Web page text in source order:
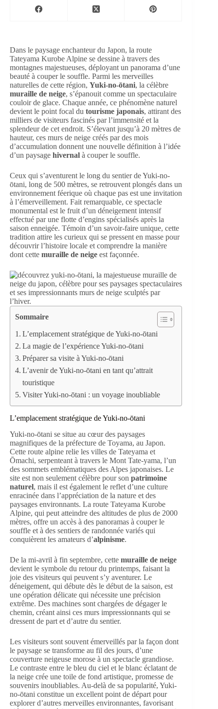
Dans le paysage enchanteur du Japon, la route
Tateyama Kurobe Alpine se dessine à travers des
montagnes majestueuses, déployant un panorama d’une
beauté à couper le souffle. Parmi les merveilles
naturelles de cette région, Yuki-no-ōtani, la célèbre
muraille de neige, s’épanouit comme un spectaculaire
couloir de glace. Chaque année, ce phénomène naturel
devient le point focal du tourisme japonais, attirant des
milliers de visiteurs fascinés par l’immensité et la
splendeur de cet endroit. S’élevant jusqu’à 20 mètres de
hauteur, ces murs de neige créés par des mois
d’accumulation donnent une nouvelle définition à l’idée
d’un paysage hivernal à couper le souffle.
Ceux qui s’aventurent le long du sentier de Yuki-no-
ōtani, long de 500 mètres, se retrouvent plongés dans un
environnement féerique où chaque pas est une invitation
à l’émerveillement. Fait remarquable, ce spectacle
monumental est le fruit d’un déneigement intensif
effectué par une flotte d’engins spécialisés après la
saison enneigée. Témoin d’un savoir-faire unique, cette
tradition attire les curieux qui se pressent en masse pour
découvrir l’histoire locale et comprendre la manière
dont cette muraille de neige est façonnée.
Sommaire
L’emplacement stratégique de Yuki-no-ōtani
La magie de l’expérience Yuki-no-ōtani
Préparer sa visite à Yuki-no-ōtani
L’avenir de Yuki-no-ōtani en tant qu’attrait
touristique
Visiter Yuki-no-ōtani : un voyage inoubliable
L’emplacement stratégique de Yuki-no-ōtani
Yuki-no-ōtani se situe au cœur des paysages
magnifiques de la préfecture de Toyama, au Japon.
Cette route alpine relie les villes de Tateyama et
Ōmachi, serpenteant à travers le Mont Tate-yama, l’un
des sommets emblématiques des Alpes japonaises. Le
site est non seulement célèbre pour son patrimoine
naturel, mais il est également le reflet d’une culture
enracinée dans l’appréciation de la nature et des
paysages environnants. La route Tateyama Kurobe
Alpine, qui peut atteindre des altitudes de plus de 2000
mètres, offre un accès à des panoramas à couper le
souffle et à des sentiers de randonnée variés qui
conquièrent les amateurs d’alpinisme.
De la mi-avril à fin septembre, cette muraille de neige
devient le symbole du retour du printemps, faisant la
joie des visiteurs qui peuvent s’y aventurer. Le
déneigement, qui débute dès le début de la saison, est
une opération délicate qui nécessite une précision
extrême. Des machines sont chargées de dégager le
chemin, créant ainsi ces murs impressionnants qui se
dressent de part et d’autre du sentier.
Les visiteurs sont souvent émerveillés par la façon dont
le paysage se transforme au fil des jours, d’une
couverture neigeuse morose à un spectacle grandiose.
Le contraste entre le bleu du ciel et le blanc éclatant de
la neige crée une toile de fond artistique, promesse de
souvenirs inoubliables. Au-delà de sa popularité, Yuki-
no-ōtani constitue un excellent point de départ pour
explorer d’autres merveilles environnantes, favorisant